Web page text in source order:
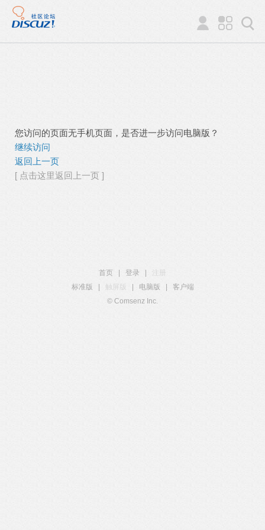
您访问的页面无手机页面，是否进一步访问电脑版？
继续访问
返回上一页
[ 点击这里返回上一页 ]
首页 登录
注册
标准版
触屏版 电脑版
客户端
© Comsenz Inc.